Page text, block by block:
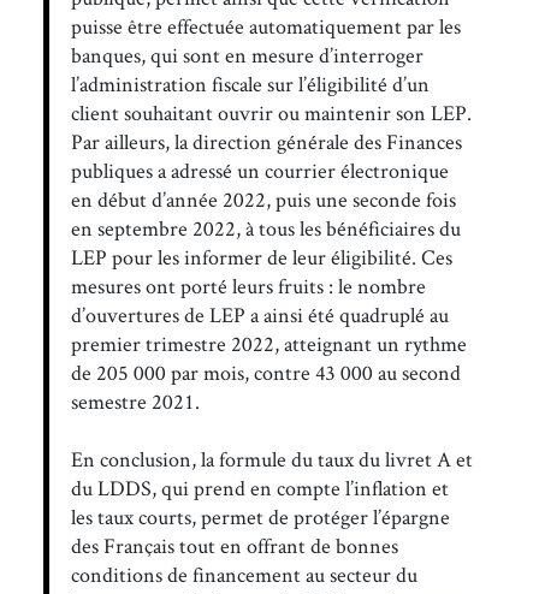
puisse être effectuée automatiquement par les
banques, qui sont en mesure d’interroger
l’administration fiscale sur l’éligibilité d’un
client souhaitant ouvrir ou maintenir son LEP.
Par ailleurs, la direction générale des Finances
publiques a adressé un courrier électronique
en début d’année 2022, puis une seconde fois
en septembre 2022, à tous les bénéficiaires du
LEP pour les informer de leur éligibilité. Ces
mesures ont porté leurs fruits : le nombre
d’ouvertures de LEP a ainsi été quadruplé au
premier trimestre 2022, atteignant un rythme
de 205 000 par mois, contre 43 000 au second
semestre 2021.
En conclusion, la formule du taux du livret A et
du LDDS, qui prend en compte l’inflation et
les taux courts, permet de protéger l’épargne
des Français tout en offrant de bonnes
conditions de financement au secteur du